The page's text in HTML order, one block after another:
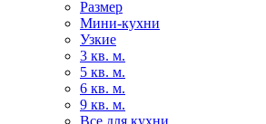
Размер
Мини-кухни
Узкие
3 кв. м.
5 кв. м.
6 кв. м.
9 кв. м.
Все для кухни